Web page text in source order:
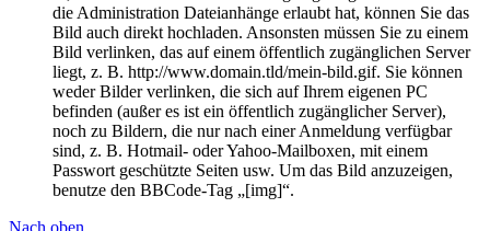
die Administration Dateianhänge erlaubt hat, können Sie das
Bild auch direkt hochladen. Ansonsten müssen Sie zu einem
Bild verlinken, das auf einem öffentlich zugänglichen Server
liegt, z. B. http://www.domain.tld/mein-bild.gif. Sie können
weder Bilder verlinken, die sich auf Ihrem eigenen PC
befinden (außer es ist ein öffentlich zugänglicher Server),
noch zu Bildern, die nur nach einer Anmeldung verfügbar
sind, z. B. Hotmail- oder Yahoo-Mailboxen, mit einem
Passwort geschützte Seiten usw. Um das Bild anzuzeigen,
benutze den BBCode-Tag „[img]“.
Nach oben